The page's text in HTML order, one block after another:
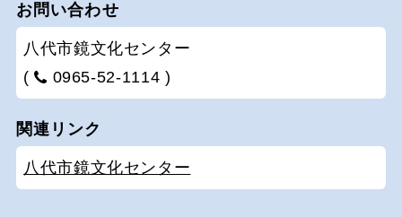
お問い合わせ
八代市鏡文化センター
(
0965-52-1114 )
関連リンク
八代市鏡文化センター